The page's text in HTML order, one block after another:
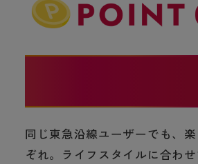
同じ東急沿線ユーザーでも、
ぞれ。ライフスタイルに合わ